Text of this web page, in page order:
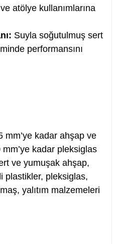
atölye kullanımlarına
Suyla soğutulmuş sert
performansını
mm’ye kadar ahşap ve
kadar pleksiglas
ve yumuşak ahşap,
plastikler, pleksiglas,
yalıtım malzemeleri